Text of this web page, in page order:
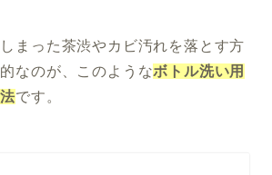
まった茶渋やカビ汚れを落とす方
なのが、このようなボトル洗い用
です。